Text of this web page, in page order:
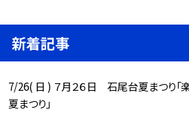
新着記事
7/26( 日 ) ７月２６日 石尾台夏まつり「
夏まつり」